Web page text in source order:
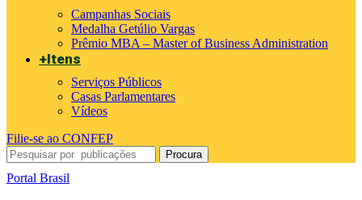
Campanhas Sociais
Medalha Getúlio Vargas
Prêmio MBA – Master of Business Administration
+Itens
Serviços Públicos
Casas Parlamentares
Vídeos
Filie-se ao CONFEP
Procura
Portal Brasil